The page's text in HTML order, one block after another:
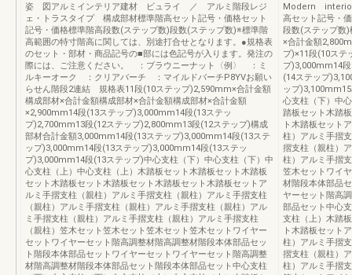
姿 図アルミインテリア建材 ビュライ ／ アルミ階段レジ
ェ・トラスタイプ 構成部材標準階高セット記号・価格セット
記号・価格標準階高段数(ステップ数)段数(ステップ数)※標準階
高範囲の特寸階高に関しては、別途打合せとなります。●規格表
のセット・部材・商品記号の■部には色記号が入ります。発注の
際には、ご注意ください。 ：ブラウニーナット〈例〉 ：ミ
ルキーオーク ：クリアバーチ ：マイルドバーチP8YVお願い
らせん階段2連結 規格表11段(10ステップ)2,590mm×合計金額
構成部材×合計金額構成部材×合計金額構成部材×合計金額
×2,900mm14段(13ステップ)3,000mm14段(13ステッ
プ)2,700mm13段(12ステップ)2,800mm13段(12ステップ)構成
部材合計金額3,000mm14段(13ステップ)3,000mm14段(13ステ
ップ)3,000mm14段(13ステップ)3,000mm14段(13ステッ
プ)3,000mm14段(13ステップ)中心支柱（下）中心支柱（下）中
心支柱（上）中心支柱（上）木踏板セット木踏板セット木踏板
セット木踏板セット木踏板セット木踏板セット木踏板セットア
ルミ手摺支柱（親柱）アルミ手摺支柱（親柱）アルミ手摺支柱
（親柱）アルミ手摺支柱（親柱）アルミ手摺支柱（親柱）アル
ミ手摺支柱（親柱）アルミ手摺支柱（親柱）アルミ手摺支柱
（親柱）笠木セット笠木セット笠木セット笠木セットワイヤー
セットワイヤーセット階高調整材階高調整材階段本体部品セッ
ト階段本体部品セットワイヤーセットワイヤーセット階高調整
材階高調整材階段本体部品セット階段本体部品セット中心支柱
Modern
高セット記号・
段数(ステップ数
×合計金額
プ)×11段(10ス
プ)3,000mm14
(14ステップ
ップ
心支柱（下）中
踏板セット木踏
ト木踏板セット
柱）アルミ手摺
摺支柱（親柱）
柱）アルミ手摺
笠木セットワイ
材階段本体部品
ヤーセット階高
部品セット中心
支柱（上）木踏
ト木踏板セット
柱）アルミ手摺
摺支柱（親柱）
柱）アルミ手摺